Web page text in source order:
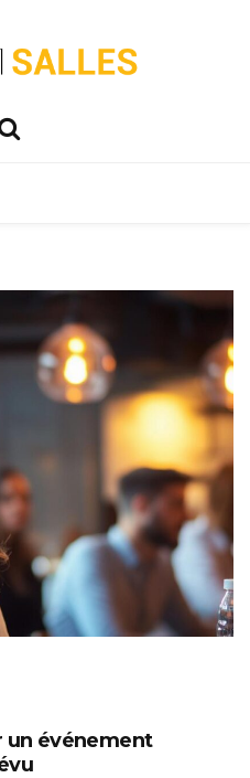
321salles
événements !
un événement